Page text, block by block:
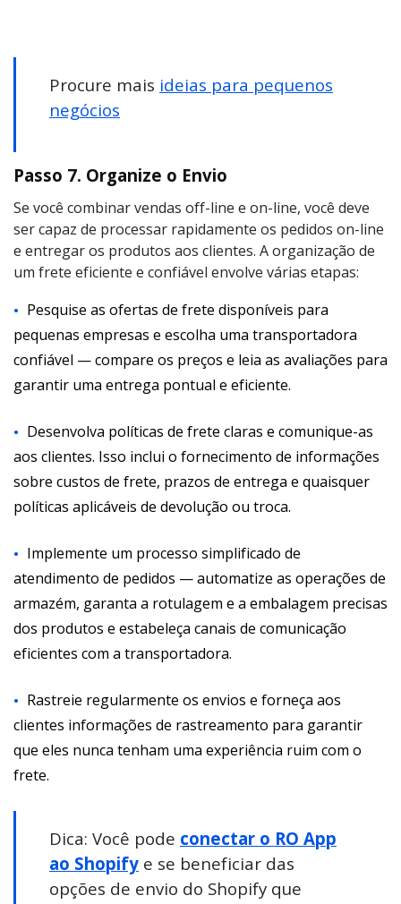
Procure mais ideias para pequenos
negócios
Passo 7. Organize o Envio
Se você combinar vendas off-line e on-line, você deve
ser capaz de processar rapidamente os pedidos on-line
e entregar os produtos aos clientes. A organização de
um frete eficiente e confiável envolve várias etapas:
Pesquise as ofertas de frete disponíveis para
pequenas empresas e escolha uma transportadora
confiável — compare os preços e leia as avaliações para
garantir uma entrega pontual e eficiente.
Desenvolva políticas de frete claras e comunique-as
aos clientes. Isso inclui o fornecimento de informações
sobre custos de frete, prazos de entrega e quaisquer
políticas aplicáveis de devolução ou troca.
Implemente um processo simplificado de
atendimento de pedidos — automatize as operações de
armazém, garanta a rotulagem e a embalagem precisas
dos produtos e estabeleça canais de comunicação
eficientes com a transportadora.
Rastreie regularmente os envios e forneça aos
clientes informações de rastreamento para garantir
que eles nunca tenham uma experiência ruim com o
frete.
Dica: Você pode conectar o RO App
ao Shopify e se beneficiar das
opções de envio do Shopify que